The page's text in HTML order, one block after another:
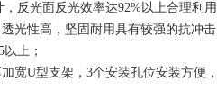
光面反光效率达92%以上合理利用灯体
光性高，坚固耐用具有较强的抗冲击力
；
支架，3个安装孔位安装方便，不